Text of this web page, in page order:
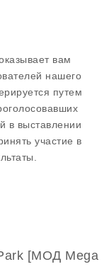
вам
нашего
путем
в выставлении
участие в
[МОД Mega